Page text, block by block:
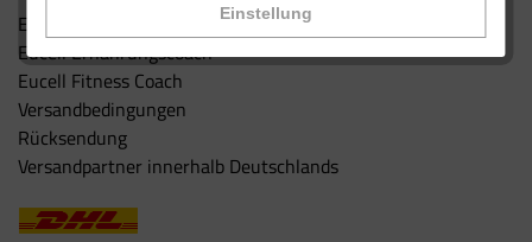
Einstellung
Eucell Gesundheitsservice
Eucell Ernährungscoach
Eucell Fitness Coach
Versandbedingungen
Rücksendung
Versandpartner innerhalb Deutschlands